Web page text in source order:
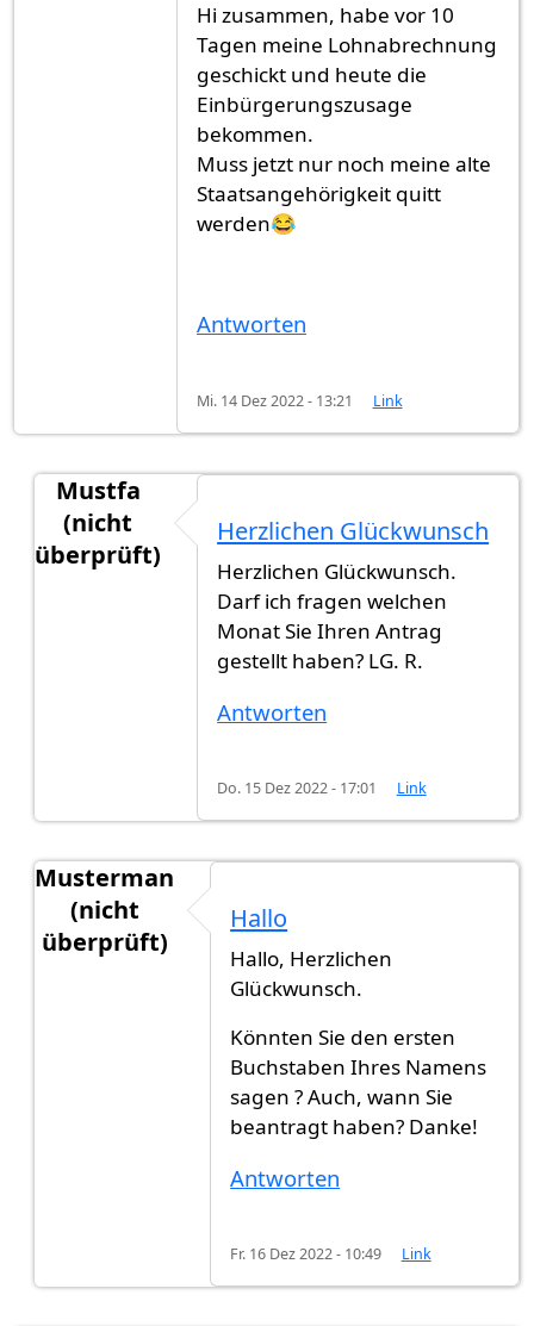
Hi zusammen, habe vor 10
Tagen meine Lohnabrechnung
geschickt und heute die
Einbürgerungszusage
bekommen.
Muss jetzt nur noch meine alte
Staatsangehörigkeit quitt
werden😂
Antworten
Mi. 14 Dez 2022 - 13:21 Link
Mustfa
(nicht
überprüft)
Hi zusammen, habe vor 10…von
Herzlichen Glückwunsch
Herzlichen Glückwunsch.
Darf ich fragen welchen
Monat Sie Ihren Antrag
gestellt haben? LG. R.
Antworten
Do. 15 Dez 2022 - 17:01 Link
Musterman
(nicht
überprüft)
Hi zusammen, habe vor 10…
Hallo
Hallo, Herzlichen
Glückwunsch.
Könnten Sie den ersten
Buchstaben Ihres Namens
sagen ? Auch, wann Sie
beantragt haben? Danke!
Antworten
Fr. 16 Dez 2022 - 10:49 Link